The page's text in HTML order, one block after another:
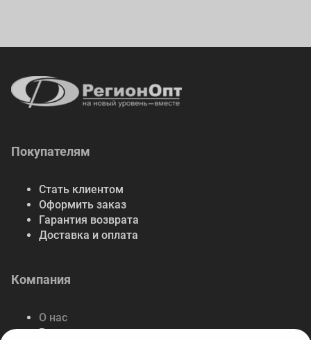
Покупателям
Стать клиентом
Оформить заказ
Гарантия возврата
Доставка и оплата
Компания
О нас
Реквизиты